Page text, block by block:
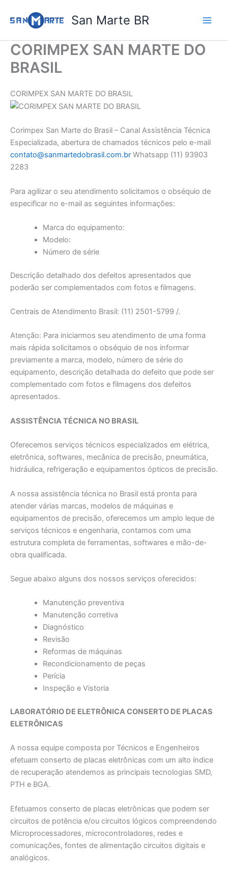
para
conteúdo
San Marte BR
CORIMPEX SAN MARTE DO
BRASIL
CORIMPEX SAN MARTE DO BRASIL
Corimpex San Marte do Brasil – Canal Assistência Técnica
Especializada, abertura de chamados técnicos pelo e-mail
contato@sanmartedobrasil.com.br Whatsapp (11) 93903
2283
Para agilizar o seu atendimento solicitamos o obséquio de
especificar no e-mail as seguintes informações:
Marca do equipamento:
Modelo:
Número de série
Descrição detalhado dos defeitos apresentados que
poderão ser complementados com fotos e filmagens.
Centrais de Atendimento Brasil: (11) 2501-5799 /.
Atenção: Para iniciarmos seu atendimento de uma forma
mais rápida solicitamos o obséquio de nos informar
previamente a marca, modelo, número de série do
equipamento, descrição detalhada do defeito que pode ser
complementado com fotos e filmagens dos defeitos
apresentados.
ASSISTÊNCIA TÉCNICA NO BRASIL
Oferecemos serviços técnicos especializados em elétrica,
eletrônica, softwares, mecânica de precisão, pneumática,
hidráulica, refrigeração e equipamentos ópticos de precisão.
A nossa assistência técnica no Brasil está pronta para
atender várias marcas, modelos de máquinas e
equipamentos de precisão, oferecemos um amplo leque de
serviços técnicos e engenharia, contamos com uma
estrutura completa de ferramentas, softwares e mão-de-
obra qualificada.
Segue abaixo alguns dos nossos serviços oferecidos:
Manutenção preventiva
Manutenção corretiva
Diagnóstico
Revisão
Reformas de máquinas
Recondicionamento de peças
Perícia
Inspeção e Vistoria
LABORATÓRIO DE ELETRÔNICA CONSERTO DE PLACAS
ELETRÔNICAS
A nossa equipe composta por Técnicos e Engenheiros
efetuam conserto de placas eletrônicas com um alto índice
de recuperação atendemos as principais tecnologias SMD,
PTH e BGA.
Efetuamos conserto de placas eletrônicas que podem ser
circuitos de potência e/ou circuitos lógicos compreendendo
Microprocessadores, microcontroladores, redes e
comunicações, fontes de alimentação circuitos digitais e
analógicos.